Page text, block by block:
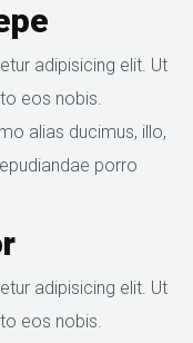
adipisicing elit. Ut
eos nobis.
alias ducimus, illo,
porro
adipisicing elit. Ut
eos nobis.